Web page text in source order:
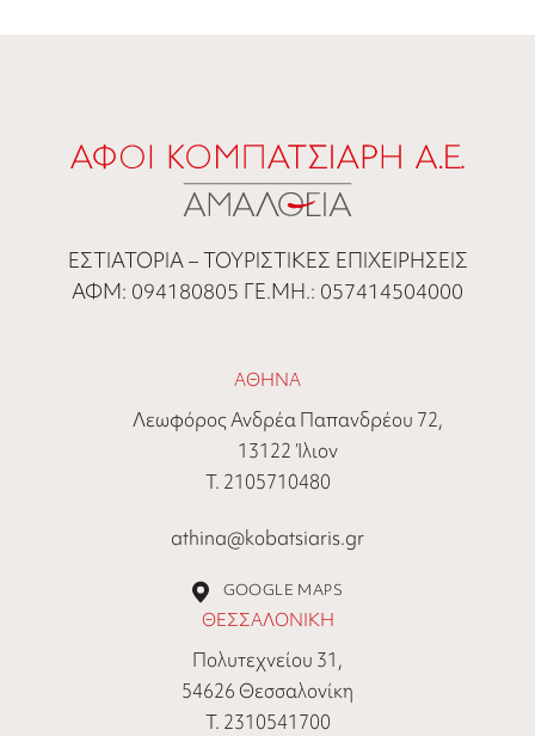
ΕΣΤΙΑΤΟΡΙΑ – ΤΟΥΡΙΣΤΙΚΕΣ ΕΠΙΧΕΙΡΗΣΕΙΣ
ΑΦΜ: 094180805 ΓΕ.ΜΗ.: 057414504000
ΑΘΗΝΑ
Λεωφόρος Ανδρέα Παπανδρέου 72,
13122 Ίλιον
Τ. 2105710480
athina@kobatsiaris.gr
GOOGLE MAPS
ΘΕΣΣΑΛΟΝΙΚΗ
Πολυτεχνείου 31,
54626 Θεσσαλονίκη
Τ. 2310541700